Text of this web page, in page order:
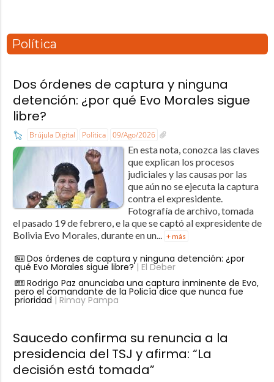
Política
Dos órdenes de captura y ninguna
detención: ¿por qué Evo Morales sigue
libre?
Brújula Digital Política 09/Ago/2026
En esta nota, conozca las claves
que explican los procesos
judiciales y las causas por las
que aún no se ejecuta la captura
contra el expresidente.
Fotografía de archivo, tomada
el pasado 19 de febrero, e la que se captó al expresidente de
Bolivia Evo Morales, durante en un...
+ más
Dos órdenes de captura y ninguna detención: ¿por
qué Evo Morales sigue libre?| El Deber
Rodrigo Paz anunciaba una captura inminente de Evo,
pero el comandante de la Policía dice que nunca fue
prioridad | Rimay Pampa
Saucedo confirma su renuncia a la
presidencia del TSJ y afirma: “La
decisión está tomada”